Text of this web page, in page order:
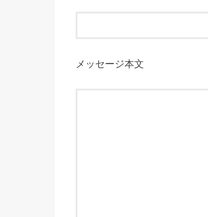
メッセージ本文